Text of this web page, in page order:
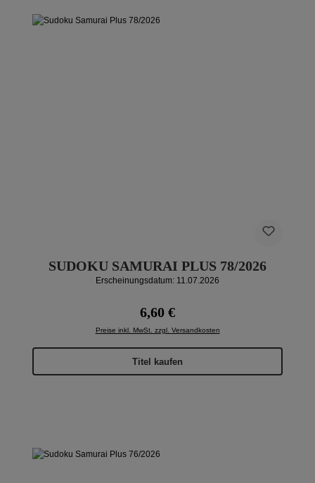
SUDOKU SAMURAI PLUS 78/2026
Erscheinungsdatum: 11.07.2026
Regulärer Preis:
6,60 €
Preise inkl. MwSt. zzgl. Versandkosten
Titel kaufen